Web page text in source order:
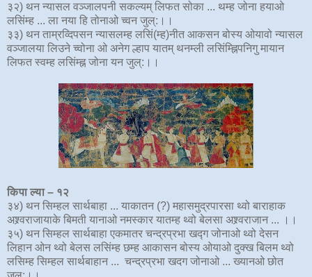
३२) थन न्यासल वञ्जालपनी सकल्यम् लिफत सोका ... थम्ह जोना हयाओ
लसिंम्ह ... ला नया हि तोनाओ च्वन जुल्:।।
३३) थन ताम्रव्दिपसन न्यासलम्ह लसिं(म्ह)नीत आकसन बोस्य ओयावो न्यासल
वञ्जालया लिउने च्वोना ओ अनेग ल्हाप यातम् थनम्ली लसिंम्ह्निपनिगु मायान
लिफत स्वम्ह लसिंम्ह्न जोना यन जुल्:।।
किपा ल्या – १२
३४) थन सिम्हल सार्थबाहा ... याकातन (?) महासमुद्रपारसा थ्वो बाराहाक
अश्र्वराजायाके बिमती यानाओ नमस्कार यातम्ह थ्वो बेलसा अश्र्वराजान ... ।।
३५) थन सिम्हल सार्थबाहा एकमातर चन्द्रप्रभा खद्ग जोनाओ थ्वो देसन
लिहान ओन थ्वो बेलस लसिंम्ह छम्ह आकासन बोस्य ओयाओ दुक्ख बिलम थ्वो
लसिम्ह सिम्हल सार्थबाहान ... चन्द्रप्रभा खदग जोनाओ ... ख्यानओ छोत